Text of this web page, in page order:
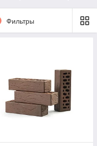
Фильтры